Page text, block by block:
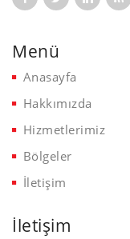
Menü
Anasayfa
Hakkımızda
Hizmetlerimiz
Bölgeler
İletişim
İletişim